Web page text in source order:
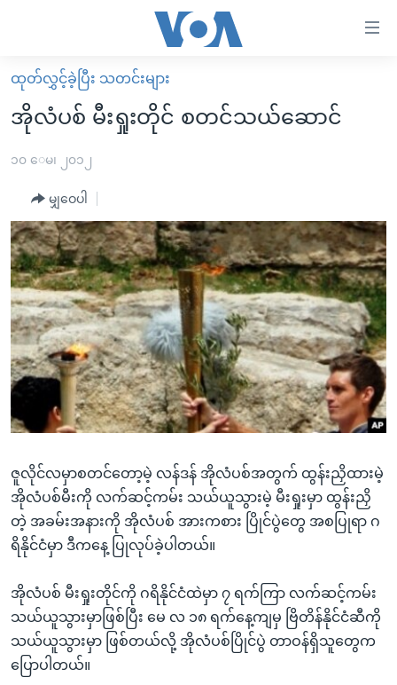
လွယ်ကူ
စေ
များ
ပင်မ
အကြောင်းအရာ
သို့
ကျော်
ကြည့်
ရန်
ပင်မ
ညွန်း
သို့
ကျော်
ကြည့်
ရန်
ရန်
နေရာ
သို့
ကျော်
မူလစာမျက်နှာ
မြန်မာ
ကမ္ဘာ့သတင်းများ
နိုင်ငံတကာ
အမေရိကန်
တရုတ်
အစ္စရေး-ပါလက်စတိုင်း
သတင်းလွတ်လပ်ခွင့်
ရပ်ဝန်းတခု လမ်းတခု အလွန်
အင်္ဂလိပ်စာလေ့လာမယ်
အမေရိကန်သုံးအီဒီယံ
မကြေးမုံရဲ့ အင်္ဂလိပ်စာ
ရုပ်ရှင်ထဲက အင်္ဂလိပ်စာ
သုတပဒေသာ အင်္ဂလိပ်စာ
အပတ်စဉ်ကဏ္ဍများ
ရေဒီယို
တီဗွီ
ရေဒီယိုနှင့်ရုပ်သံ အချက်အလက်များ
ရေဒီယို/တီဗွီအစီအစဉ်
Learning English
ဗွီအိုအေ လူမှုကွန်ယက်များ
ဘာသာစကားများ
ထုတ်လွှင့်ခဲ့ပြီး သတင်းများ
အိုလံပစ် မီးရှုးတိုင် စတင်သယ်ဆောင်
၁၀ ေမ၊ ၂၀၁၂
မျှဝေပါ
ဇူလိုင်လမှာစတင်တော့မဲ့ လန်ဒန် အိုလံပစ်အတွက် ထွန်းညှိထားမဲ့
အိုလံပစ်မီးကို လက်ဆင့်ကမ်း သယ်ယူသွားမဲ့ မီးရှုးမှာ ထွန်းညှိ
တဲ့ အခမ်းအနားကို အိုလံပစ် အားကစား ပြိုင်ပွဲတွေ အစပြုရာ ဂ
ရိနိုင်ငံမှာ ဒီကနေ့ ပြုလုပ်ခဲ့ပါတယ်။
အိုလံပစ် မီးရှုးတိုင်ကို ဂရိနိုင်ငံထဲမှာ ၇ ရက်ကြာ လက်ဆင့်ကမ်း
သယ်ယူသွားမှာဖြစ်ပြီး မေ လ ၁၈ ရက်နေ့ကျမှ ဗြိတိန်နိုင်ငံဆီကို
သယ်ယူသွားမှာ ဖြစ်တယ်လို့ အိုလံပစ်ပြိုင်ပွဲ တာဝန်ရှိသူတွေက
ပြောပါတယ်။